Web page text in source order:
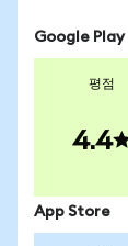
Google Play
평점
4.4
App Store